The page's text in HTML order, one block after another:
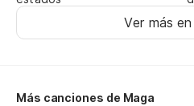
Ver más
Más canciones de Maga